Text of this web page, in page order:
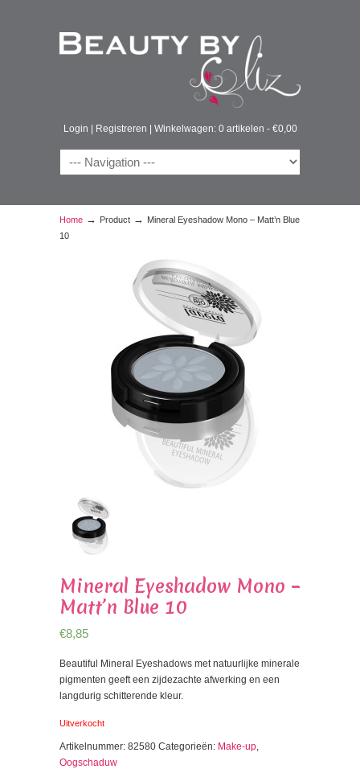
Login Registreren Winkelwagen: 0 artikelen - €0,00
Home → Product → Mineral Eyeshadow Mono – Matt’n Blue
10
Mineral Eyeshadow Mono –
Matt’n Blue 10
€8,85
Beautiful Mineral Eyeshadows met natuurlijke minerale
pigmenten geeft een zijdezachte afwerking en een
langdurig schitterende kleur.
Uitverkocht
Artikelnummer: 82580 Categorieën: Make-up,
Oogschaduw